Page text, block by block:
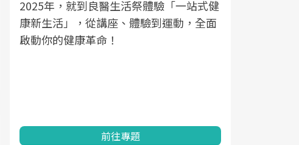
2025年，就到良醫生活祭體驗「一站式健
康新生活」，從講座、體驗到運動，全面
啟動你的健康革命！
前往專題